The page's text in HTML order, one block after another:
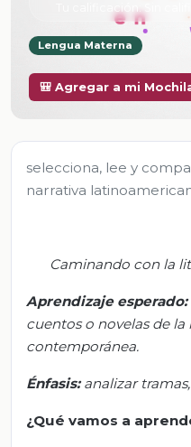
Tu calificación:
Lengua Materna
🎒 Agregar a mi
selecciona, lee y
narrativa
Caminando con la
Aprendizaje esperado:
cuentos o novelas de
contemporánea.
Énfasis: analizar
¿Qué vamos a